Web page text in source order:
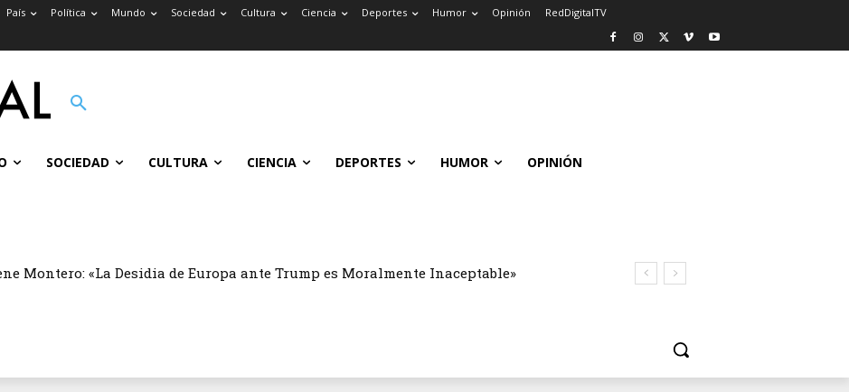
País Política Mundo Sociedad Cultura Ciencia Deportes Humor Opinión RedDigitalTV
SOCIEDAD CULTURA CIENCIA DEPORTES HUMOR OPINIÓN
Montero: «La Desidia de Europa ante Trump es Moralmente Inaceptable»